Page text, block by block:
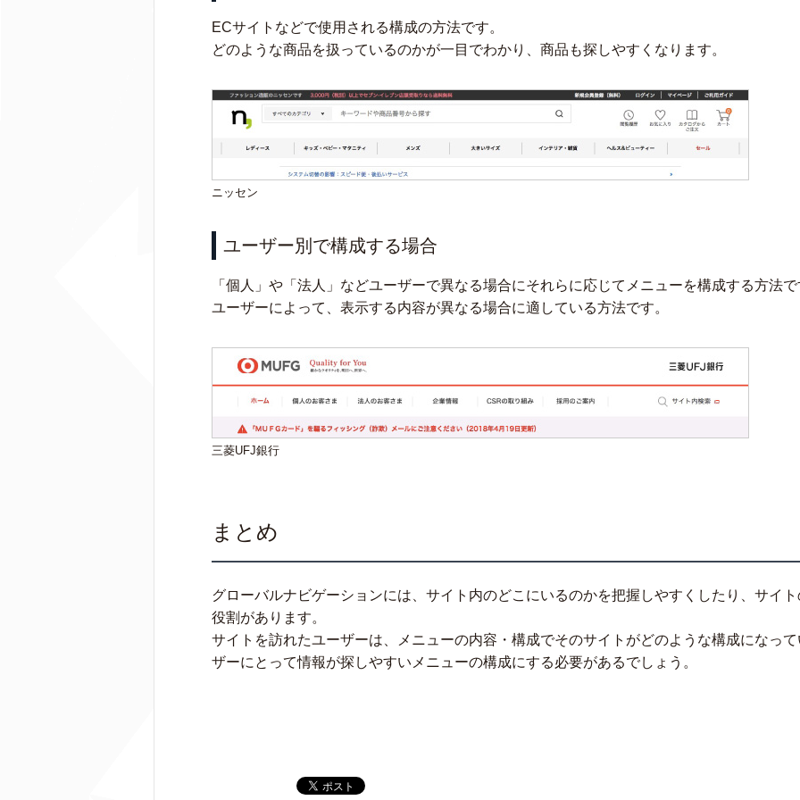
ECサイトなどで使用される構成の方法です。
どのような商品を扱っているのかが一目でわかり、商品も探しやすくなります。
ニッセン
ユーザー別で構成する場合
「個人」や「法人」などユーザーで異なる場合にそれらに応じてメニューを構成する方法
ユーザーによって、表示する内容が異なる場合に適している方法です。
三菱UFJ銀行
まとめ
グローバルナビゲーションには、サイト内のどこにいるのかを把握しやすくしたり、サイ
役割があります。
サイトを訪れたユーザーは、メニューの内容・構成でそのサイトがどのような構成になっ
ザーにとって情報が探しやすいメニューの構成にする必要があるでしょう。